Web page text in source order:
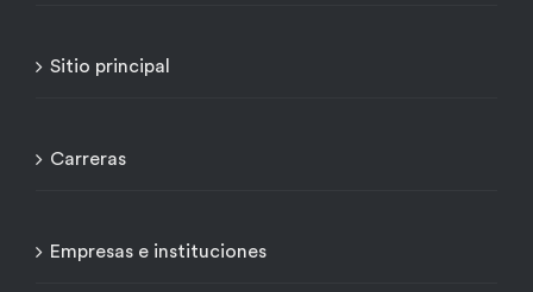
Sitio principal
Carreras
Empresas e instituciones